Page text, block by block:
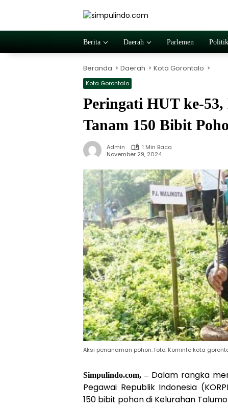
Berita Daerah Parlemen Politik
Beranda Daerah Kota Gorontalo
Kota Gorontalo
Peringati HUT ke-
Tanam 150 Bibit
Admin
1 Min Baca
November 29, 2024
Aksi penanaman pohon. foto: Kominfo kota
Simpulindo.com, – Dalam rangka
Pegawai Republik Indonesia
150 bibit pohon di Kelurahan